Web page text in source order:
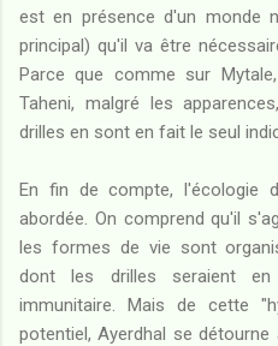
est en présence d'un monde
principal) qu'il va être
Parce que comme sur
Taheni, malgré les
drilles en sont en fait le seul
En fin de compte, l'écologie
abordée. On comprend qu'il
les formes de vie sont
dont les drilles seraient
immunitaire. Mais de cette
potentiel, Ayerdhal se